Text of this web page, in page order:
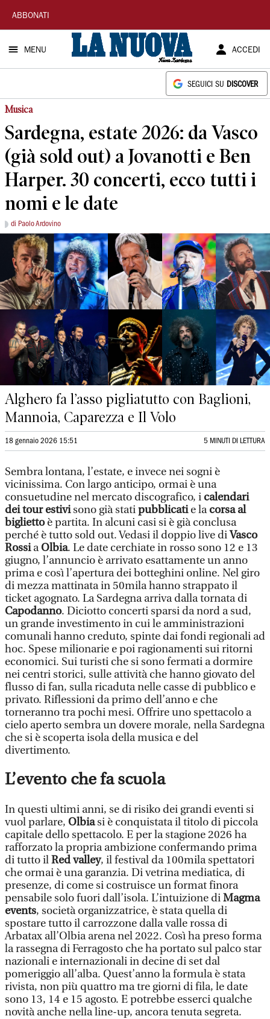
La
Nuova
Sardegna
ABBONATI
MENU ACCEDI
SEGUICI SU DISCOVER
Musica
Sardegna, estate 2026: da Vasco
(già sold out) a Jovanotti e Ben
Harper. 30 concerti, ecco tutti i
nomi e le date
di Paolo Ardovino
Alghero fa l’asso pigliatutto con Baglioni,
Mannoia, Caparezza e Il Volo
18 gennaio 2026 15:51 5 MINUTI DI LETTURA
Sembra lontana, l’estate, e invece nei sogni è
vicinissima. Con largo anticipo, ormai è una
consuetudine nel mercato discografico, i calendari
dei tour estivisono già statipubblicatie lacorsa al
bigliettoè partita. In alcuni casi si è già conclusa
perché è tutto sold out. Vedasi il doppio live diVasco
RossiaOlbia. Le date cerchiate in rosso sono 12 e 13
giugno, l’annuncio è arrivato esattamente un anno
prima e così l’apertura dei botteghini online. Nel giro
di mezza mattinata in 50mila hanno strappato il
ticket agognato. La Sardegna arriva dalla tornata di
Capodanno. Diciotto concerti sparsi da nord a sud,
un grande investimento in cui le amministrazioni
comunali hanno creduto, spinte dai fondi regionali ad
hoc. Spese milionarie e poi ragionamenti sui ritorni
economici. Sui turisti che si sono fermati a dormire
nei centri storici, sulle attività che hanno giovato del
flusso di fan, sulla ricaduta nelle casse di pubblico e
privato. Riflessioni da primo dell’anno e che
torneranno tra pochi mesi. Offrire uno spettacolo a
cielo aperto sembra un dovere morale, nella Sardegna
che si è scoperta isola della musica e del
divertimento.
L’evento che fa scuola
In questi ultimi anni, se di risiko dei grandi eventi si
vuol parlare, Olbiasi è conquistata il titolo di piccola
capitale dello spettacolo. E per la stagione 2026 ha
rafforzato la propria ambizione confermando prima
di tutto ilRed valley, il festival da 100mila spettatori
che ormai è una garanzia. Di vetrina mediatica, di
presenze, di come si costruisce un format finora
pensabile solo fuori dall’isola. L’intuizione diMagma
events, società organizzatrice, è stata quella di
spostare tutto il carrozzone dalla valle rossa di
Arbatax all’Olbia arena nel 2022. Così ha preso forma
la rassegna di Ferragosto che ha portato sul palco star
nazionali e internazionali in decine di set dal
pomeriggio all’alba. Quest’anno la formula è stata
rivista, non più quattro ma tre giorni di fila, le date
sono 13, 14 e 15 agosto. E potrebbe esserci qualche
novità anche nella line-up, ancora tenuta segreta.